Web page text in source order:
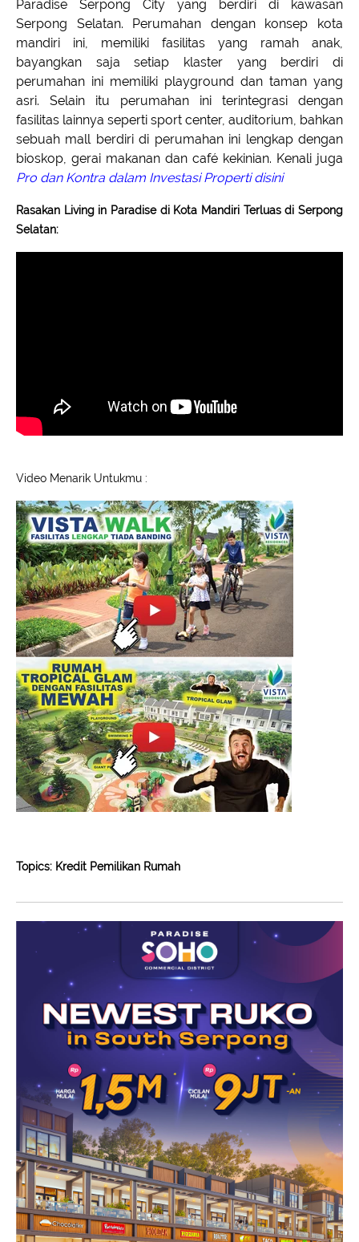
Paradise Serpong City yang berdiri di kawasan
Serpong Selatan. Perumahan dengan konsep kota
mandiri ini, memiliki fasilitas yang ramah anak,
bayangkan saja setiap klaster yang berdiri di
perumahan ini memiliki playground dan taman yang
asri. Selain itu perumahan ini terintegrasi dengan
fasilitas lainnya seperti sport center, auditorium, bahkan
sebuah mall berdiri di perumahan ini lengkap dengan
bioskop, gerai makanan dan café kekinian. Kenali juga
Pro dan Kontra dalam Investasi Properti disini
Rasakan Living in Paradise di Kota Mandiri Terluas di Serpong
Selatan:
Video Menarik Untukmu :
Topics: Kredit Pemilikan Rumah